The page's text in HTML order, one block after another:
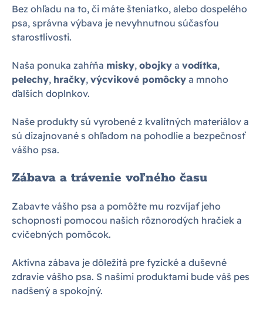
Bez ohľadu na to, či máte šteniatko, alebo dospelého
psa, správna výbava je nevyhnutnou súčasťou
starostlivosti.
Naša ponuka zahŕňa misky, obojky a vodítka,
pelechy, hračky, výcvikové pomôcky a mnoho
ďalších doplnkov.
Naše produkty sú vyrobené z kvalitných materiálov a
sú dizajnované s ohľadom na pohodlie a bezpečnosť
vášho psa.
Zábava a trávenie voľného času
Zabavte vášho psa a pomôžte mu rozvíjať jeho
schopnosti pomocou našich rôznorodých hračiek a
cvičebných pomôcok.
Aktívna zábava je dôležitá pre fyzické a duševné
zdravie vášho psa. S našimi produktami bude váš pes
nadšený a spokojný.